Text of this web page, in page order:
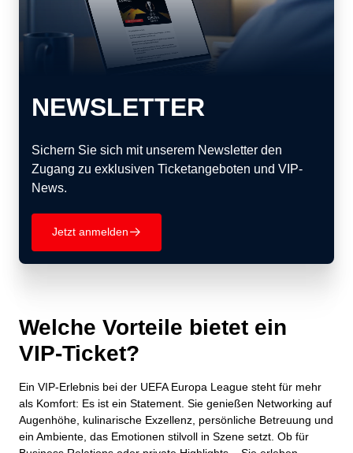
NEWSLETTER
Sichern Sie sich mit unserem Newsletter den
Zugang zu exklusiven Ticketangeboten und VIP-
News.
Jetzt anmelden􀄫
Welche Vorteile bietet ein
VIP-Ticket?
Ein VIP-Erlebnis bei der UEFA Europa League steht für mehr
als Komfort: Es ist ein Statement. Sie genießen Networking auf
Augenhöhe, kulinarische Exzellenz, persönliche Betreuung und
ein Ambiente, das Emotionen stilvoll in Szene setzt. Ob für